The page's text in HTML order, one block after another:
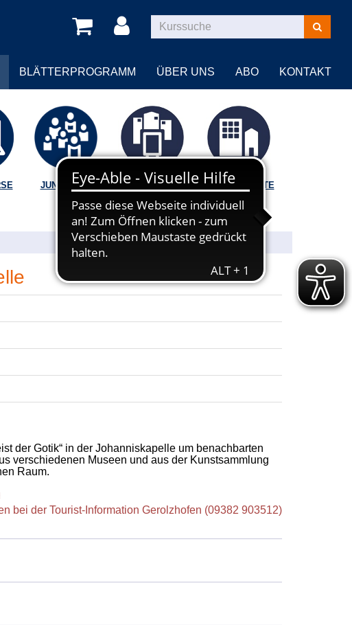
Kurse
suchen
BLÄTTERPROGRAMM ÜBER UNS ABO KONTAKT
JUNGE VHS
VORTRÄGE |
BILDUNGSORTE
der Gotik“ in der Johanniskapelle um benachbarten
verschiedenen Museen und aus der Kunstsammlung
Raum.
bei der Tourist-Information Gerolzhofen (09382 903512)